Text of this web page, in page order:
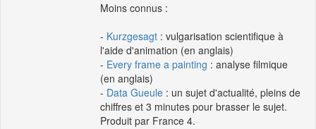
Moins connus :
- Kurzgesagt : vulgarisation scientifique à
l'aide d'animation (en anglais)
- Every frame a painting : analyse filmique
(en anglais)
- Data Gueule : un sujet d'actualité, pleins de
chiffres et 3 minutes pour brasser le sujet.
Produit par France 4.